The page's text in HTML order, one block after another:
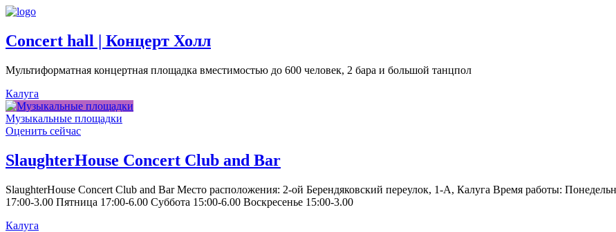
Concert hall | Концерт Холл
Мультиформатная концертная площадка вместимостью до 600 человек, 2 бара и большой танцпол
Калуга
Музыкальные площадки
Оценить сейчас
SlaughterHouse Concert Club and Bar
SlaughterHouse Concert Club and Bar Место расположения: 2-ой Берендяковский переулок, 1-А, Калуга Время работы:
17:00-3.00 Пятница 17:00-6.00 Суббота 15:00-6.00 Воскресенье 15:00-3.00
Калуга